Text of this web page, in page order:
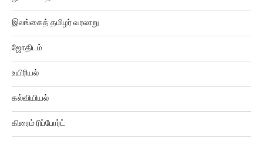
இலங்கைத் தமிழர் வரலாறு
ஜோதிடம்
உயிரியல்
கல்வியியல்
கிரைம் ரிப்போர்ட்